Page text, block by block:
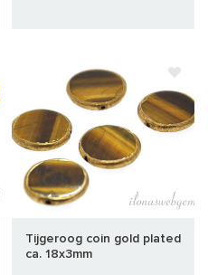
Tijgeroog coin gold plated
ca. 18x3mm